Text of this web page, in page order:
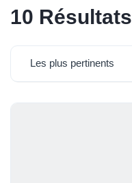
10 Résultats
Les plus pertinents